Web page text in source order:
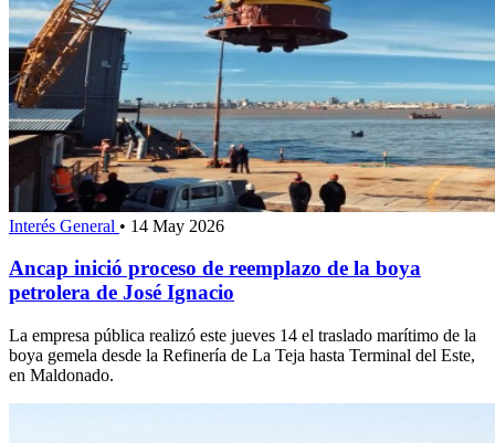
Interés General • 14 May 2026
Ancap inició proceso de reemplazo de la boya
petrolera de José Ignacio
La empresa pública realizó este jueves 14 el traslado marítimo de la
boya gemela desde la Refinería de La Teja hasta Terminal del Este,
en Maldonado.